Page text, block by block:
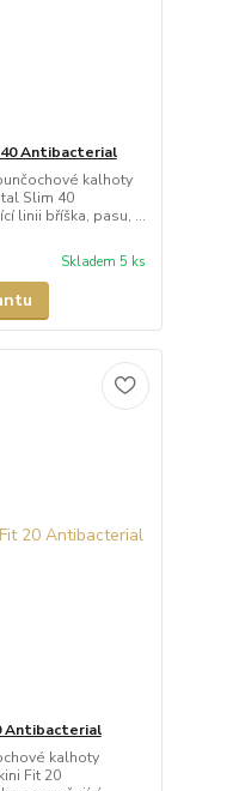
Antibacterial
kalhoty
Slim 40
linii bříška, pasu, ...
Skladem 5 ks
Antibacterial
kalhoty
Fit 20